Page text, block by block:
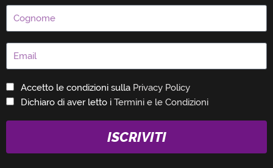
Accetto le condizioni sulla Privacy Policy
Dichiaro di aver letto i Termini e le Condizioni
ISCRIVITI